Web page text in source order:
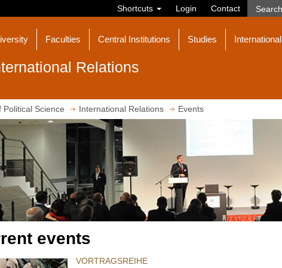
Shortcuts Login Contact
Faculties Central Institutions Studies International
Relations
Political Science International Relations Events
events
VORTRAGSREIHE